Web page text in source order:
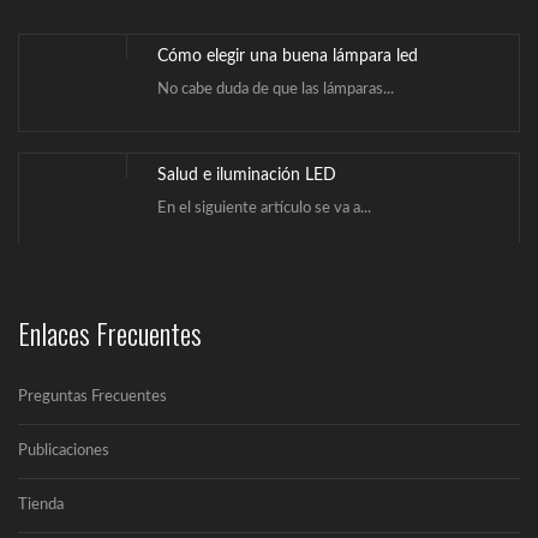
Cómo elegir una buena lámpara led
No cabe duda de que las lámparas...
Salud e iluminación LED
En el siguiente artículo se va a...
Un LED (Lighting Emitting Diode) es un...
Enlaces Frecuentes
Preguntas Frecuentes
Publicaciones
Tienda